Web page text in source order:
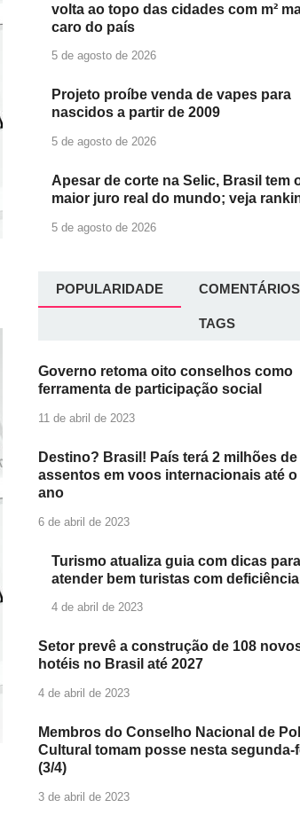
volta ao topo das cidades com m²
caro do país
5 de agosto de 2026
Projeto proíbe venda de vapes para
nascidos a partir de 2009
5 de agosto de 2026
Apesar de corte na Selic, Brasil tem
maior juro real do mundo; veja
5 de agosto de 2026
POPULARIDADE COMENTÁRIOS
TAGS
Governo retoma oito conselhos como
ferramenta de participação social
11 de abril de 2023
Destino? Brasil! País terá 2 milhões
assentos em voos internacionais até
ano
6 de abril de 2023
Turismo atualiza guia com dicas para
atender bem turistas com deficiência
4 de abril de 2023
Setor prevê a construção de 108
hotéis no Brasil até 2027
4 de abril de 2023
Membros do Conselho Nacional de
Cultural tomam posse nesta segunda-
(3/4)
3 de abril de 2023